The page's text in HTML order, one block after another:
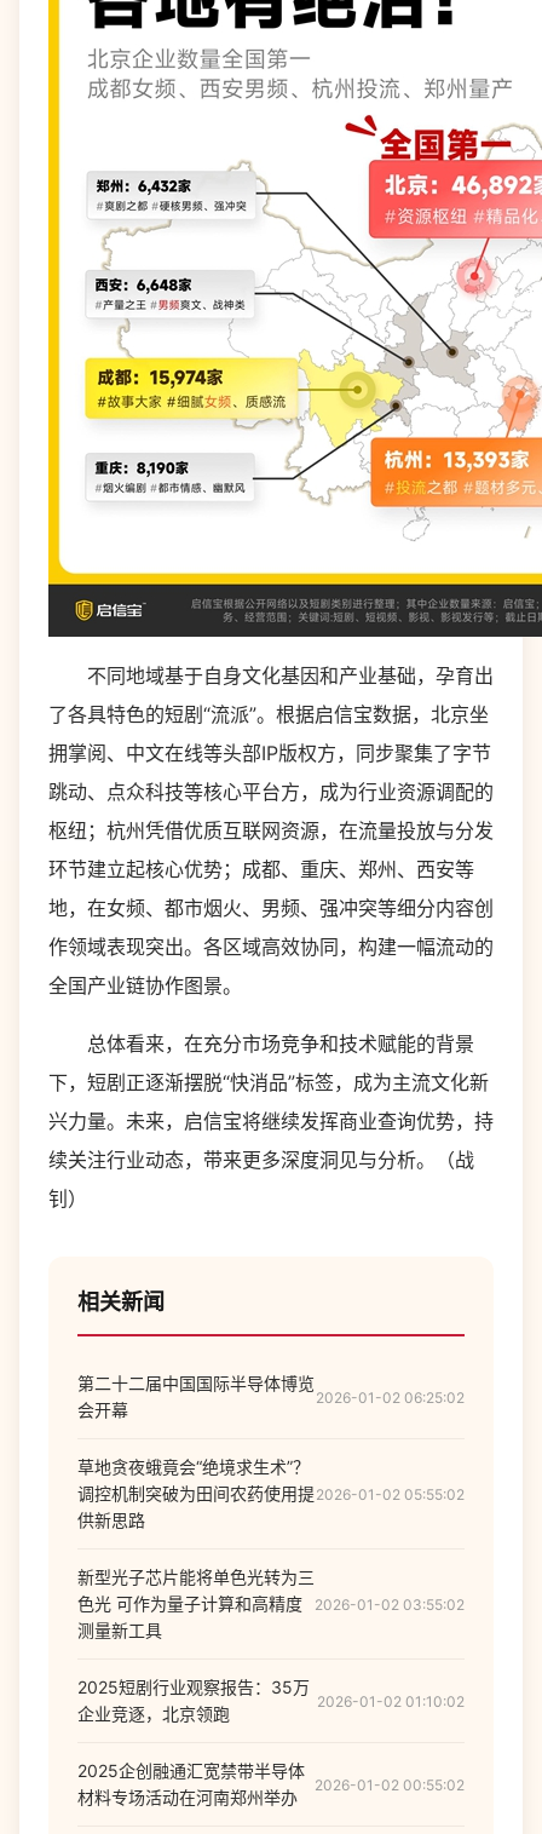
不同地域基于自身文化基因和产业基础，孕育出
了各具特色的短剧“流派”。根据启信宝数据，北京坐
拥掌阅、中文在线等头部IP版权方，同步聚集了字节
跳动、点众科技等核心平台方，成为行业资源调配的
枢纽；杭州凭借优质互联网资源，在流量投放与分发
环节建立起核心优势；成都、重庆、郑州、西安等
地，在女频、都市烟火、男频、强冲突等细分内容创
作领域表现突出。各区域高效协同，构建一幅流动的
全国产业链协作图景。
总体看来，在充分市场竞争和技术赋能的背景
下，短剧正逐渐摆脱“快消品”标签，成为主流文化新
兴力量。未来，启信宝将继续发挥商业查询优势，持
续关注行业动态，带来更多深度洞见与分析。（战
钊）
相关新闻
第二十二届中国国际半导体博览
会开幕
2026-01-02 06:25:02
草地贪夜蛾竟会“绝境求生术”？
调控机制突破为田间农药使用提
供新思路
2026-01-02 05:55:02
新型光子芯片能将单色光转为三
色光 可作为量子计算和高精度
测量新工具
2026-01-02 03:55:02
2025短剧行业观察报告：35万
企业竞逐，北京领跑
2026-01-02 01:10:02
2025企创融通汇宽禁带半导体
材料专场活动在河南郑州举办
2026-01-02 00:55:02